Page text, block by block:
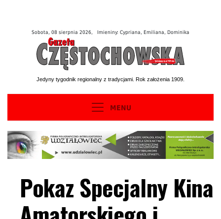
Sobota, 08 sierpnia 2026, Imieniny: Cypriana, Emiliana, Dominika
Jedyny tygodnik regionalny z tradycjami. Rok założenia 1909.
MENU
Pokaz Specjalny Kina